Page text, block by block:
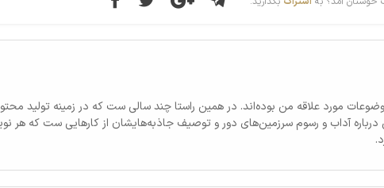
مورد علاقه من بوده‌اند. در همین راستا چند سالی ست که در زمینه تولید
آداب و رسوم سرزمین‌های دور و توصیف جاذبه‌هایشان از کارهایی ست که هر